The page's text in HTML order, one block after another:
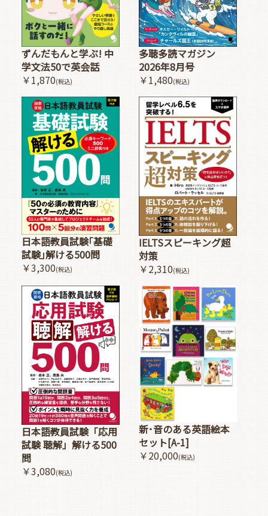
ずんだもんと学ぶ! 中
学文法50で英会話
￥1,870(税込)
多聴多読マガジン
2026年8月号
￥1,480(税込)
日本語教員試験｢基礎
試験｣解ける500問
￥3,300(税込)
IELTSスピーキング超
対策
￥2,310(税込)
日本語教員試験「応用
試験 聴解」解ける500
問
￥3,080(税込)
新･音のある英語絵本
セット[A-1]
￥20,000(税込)